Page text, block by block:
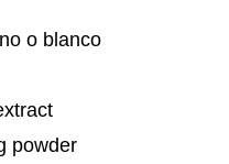
o blanco
powder